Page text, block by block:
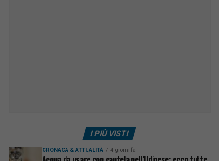
I PIÙ VISTI
CRONACA & ATTUALITÀ 4 giorni fa